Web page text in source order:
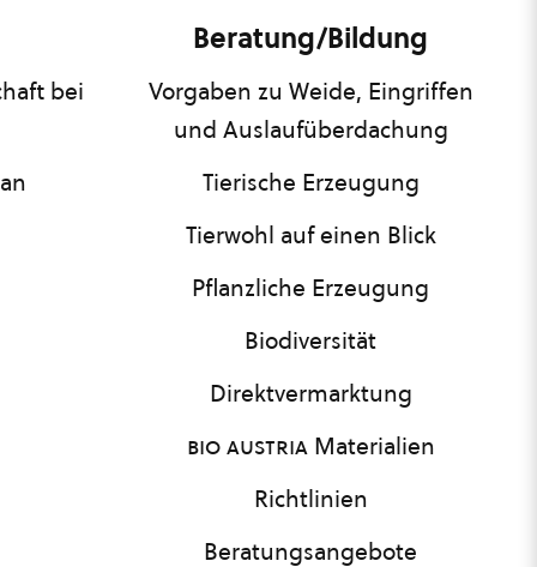
bei
Beratung/Bildung
Vorgaben zu Weide, Eingriffen
und Auslaufüberdachung
Tierische Erzeugung
Tierwohl auf einen Blick
Pflanzliche Erzeugung
Biodiversität
Direktvermarktung
bio austriaMaterialien
Richtlinien
Beratungsangebote